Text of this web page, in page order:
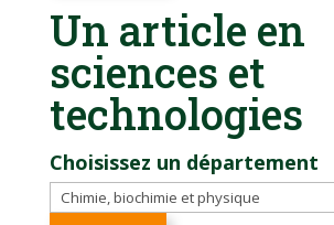
Un article en
sciences et
technologies
Choisissez un département